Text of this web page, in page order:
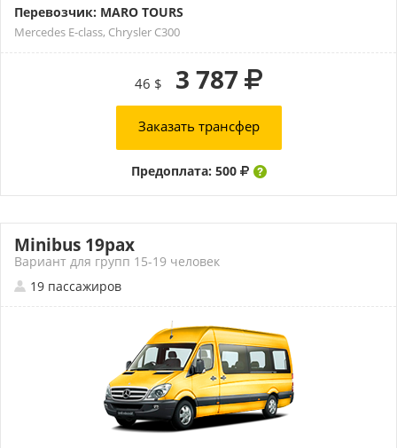
Перевозчик: MARO TOURS
Mercedes E-class, Chrysler C300
46 $ 3 787
Заказать трансфер
Предоплата: 500
Minibus 19pax
Вариант для групп 15-19 человек
19 пассажиров